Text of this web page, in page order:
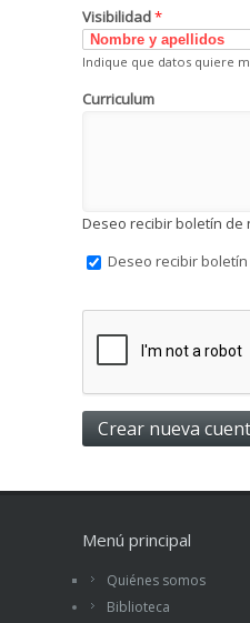
Visibilidad*
Indique que datos quiere
Curriculum
Deseo recibir boletín de
Deseo recibir
Menú principal
Quiénes somos
Biblioteca